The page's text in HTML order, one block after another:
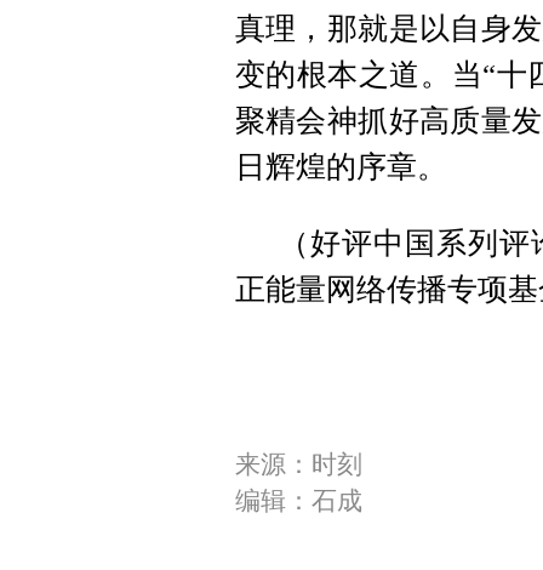
真理，那就是以自身
变的根本之道。当“十
聚精会神抓好高质量
日辉煌的序章。
（好评中国系列
正能量网络传播专项
来源：时刻
编辑：石成